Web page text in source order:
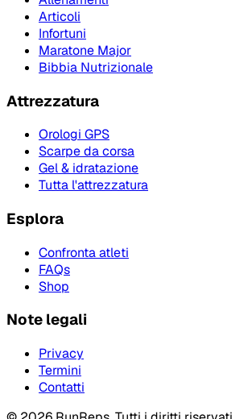
Articoli
Infortuni
Maratone Major
Bibbia Nutrizionale
Attrezzatura
Orologi GPS
Scarpe da corsa
Gel & idratazione
Tutta l'attrezzatura
Esplora
Confronta atleti
FAQs
Shop
Note legali
Privacy
Termini
Contatti